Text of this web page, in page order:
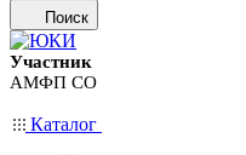
Поиск
Участник
АМФП СО
Каталог